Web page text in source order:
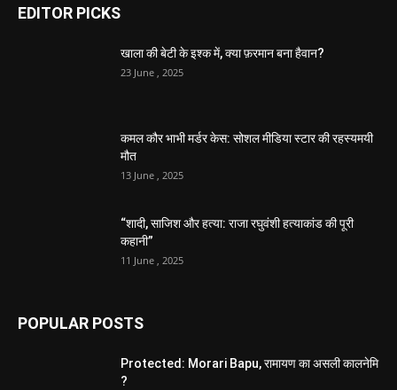
EDITOR PICKS
खाला की बेटी के इश्क में, क्या फ़रमान बना हैवान?
23 June , 2025
कमल कौर भाभी मर्डर केस: सोशल मीडिया स्टार की रहस्यमयी
मौत
13 June , 2025
“शादी, साजिश और हत्या: राजा रघुवंशी हत्याकांड की पूरी
कहानी”
11 June , 2025
POPULAR POSTS
Protected: Morari Bapu, रामायण का असली कालनेमि
?